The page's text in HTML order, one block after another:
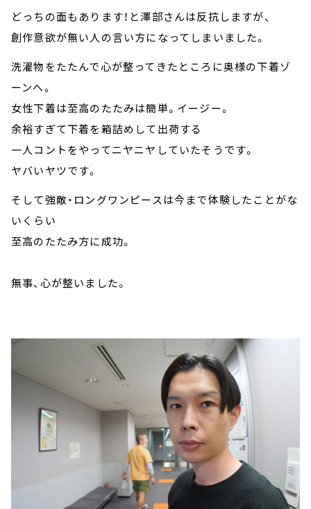
どっちの面もあります！と澤部さんは反抗しますが、
創作意欲が無い人の言い方になってしまいました。
洗濯物をたたんで心が整ってきたところに奥様の下着ゾ
ーンへ。
女性下着は至高のたたみは簡単。イージー。
余裕すぎて下着を箱詰めして出荷する
一人コントをやってニヤニヤしていたそうです。
ヤバいヤツです。
そして強敵・ロングワンピースは今まで体験したことがな
いくらい
至高のたたみ方に成功。
無事、心が整いました。